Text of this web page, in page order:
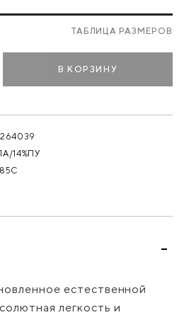
14%ПУ
ТАБЛИЦА РАЗМЕРОВ
В КОРЗИНУ
естественной
легкость и